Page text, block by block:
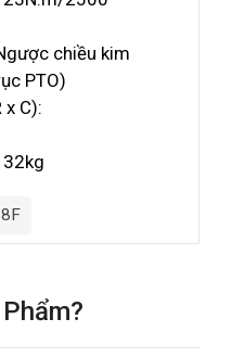
chiều kim
PTO)
x C):